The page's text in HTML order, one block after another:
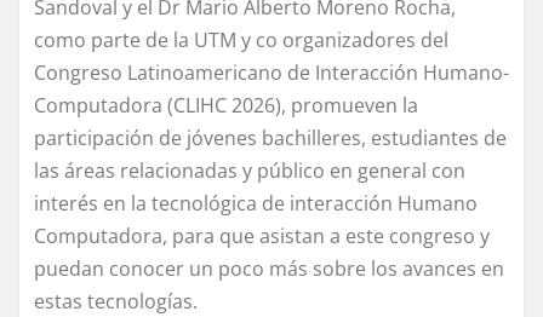
Sandoval y el Dr Mario Alberto Moreno Rocha,
como parte de la UTM y co organizadores del
Congreso Latinoamericano de Interacción Humano-
Computadora (CLIHC 2026), promueven la
participación de jóvenes bachilleres, estudiantes de
las áreas relacionadas y público en general con
interés en la tecnológica de interacción Humano
Computadora, para que asistan a este congreso y
puedan conocer un poco más sobre los avances en
estas tecnologías.